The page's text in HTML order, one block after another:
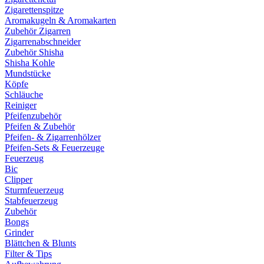
Zigarettenspitze
Aromakugeln & Aromakarten
Zubehör Zigarren
Zigarrenabschneider
Zubehör Shisha
Shisha Kohle
Mundstücke
Köpfe
Schläuche
Reiniger
Pfeifenzubehör
Pfeifen & Zubehör
Pfeifen- & Zigarrenhölzer
Pfeifen-Sets & Feuerzeuge
Feuerzeug
Bic
Clipper
Sturmfeuerzeug
Stabfeuerzeug
Zubehör
Bongs
Grinder
Blättchen & Blunts
Filter & Tips